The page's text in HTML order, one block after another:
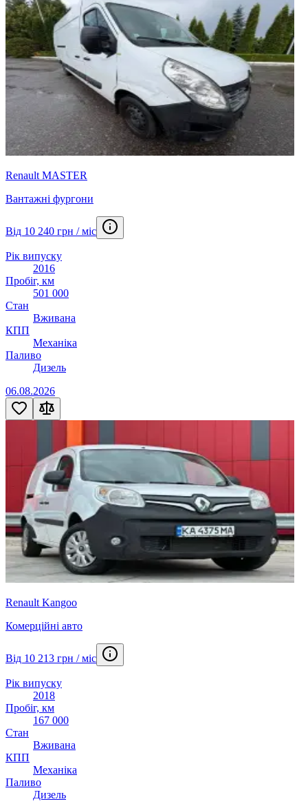
Renault MASTER
Вантажні фургони
Від 10 240 грн / міс
Рік випуску
2016
Пробіг, км
501 000
Стан
Вживана
КПП
Механіка
Паливо
Дизель
06.08.2026
Renault Kangoo
Комерційні авто
Від 10 213 грн / міс
Рік випуску
2018
Пробіг, км
167 000
Стан
Вживана
КПП
Механіка
Паливо
Дизель